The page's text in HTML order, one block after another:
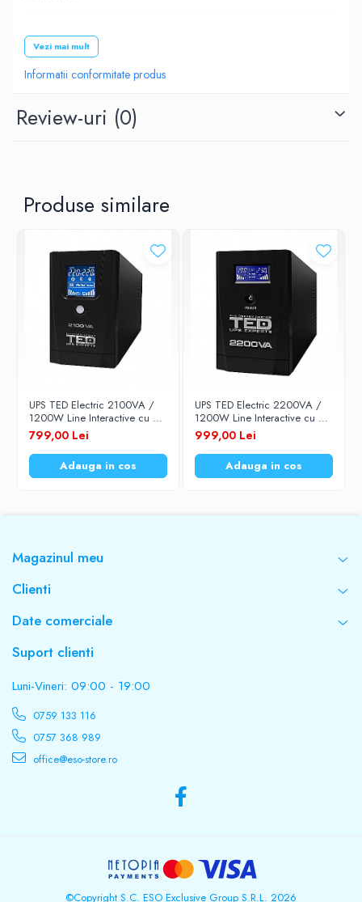
Putere (VA)
3100
TED-3100
Tensiune intrare
140V - 290V AC
45Hz - 55Hz
Stabilizare de iesire AC in mod baterie
Timp transfer
Simulata
Numar si tip acumulator
4 x 12V - 9,6Ah
Timp reincarcare
Vezi mai mult
Informatii conformitate produs
Review-uri (0)
Produse similare
UPS TED Electric 2100VA /
1200W Line Interactive cu 2
iesiri schuko si display LCD
TED-2100
799,00 Lei
Adauga in cos
UPS TED Electric 2200VA /
1200W Line Interactive cu 3
iesiri schuko si display LCD
TED-2200
999,00 Lei
Adauga in cos
Magazinul meu
Clienti
Date comerciale
Suport clienti
Luni-Vineri: 09:00 - 19:00
0759 133 116
0757 368 989
office@eso-store.ro
©Copyright S.C. ESO Exclusive Group S.R.L. 2026